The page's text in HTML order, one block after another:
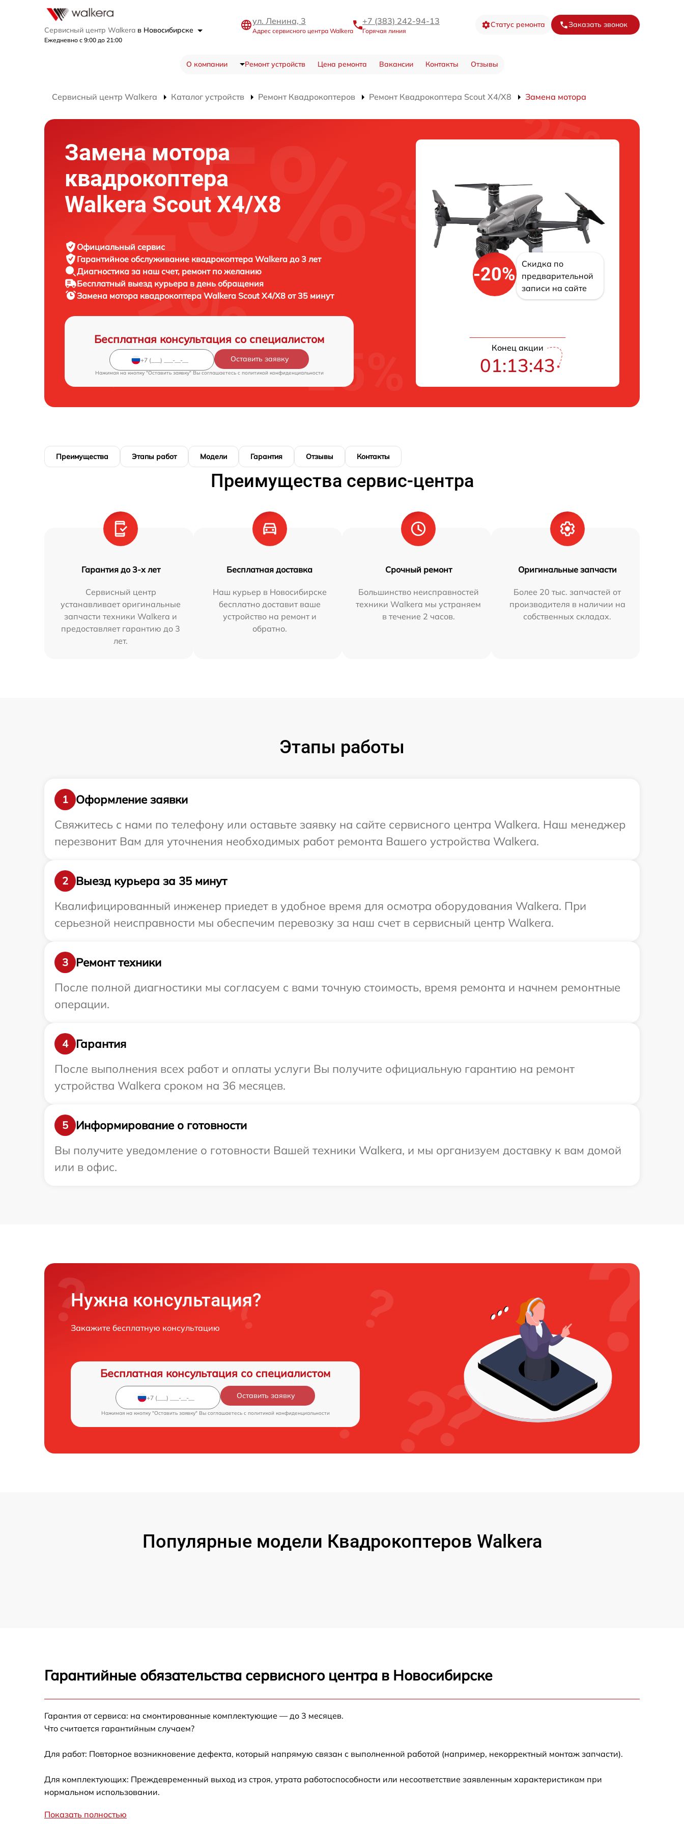
Сервисный центр Walkera в Новосибирске
Ежедневно с 9:00 до 21:00
ул. Ленина, 3
Адрес сервисного центра Walkera
+7 (383) 242-94-13
Горячая линия
Статус ремонта Заказать звонок
О компании Ремонт устройств Цена ремонта Вакансии Контакты Отзывы
Сервисный центр Walkera Каталог устройств Ремонт Квадрокоптеров Ремонт Квадрокоптера Scout X4/X8 Замена мотора
Замена мотора
квадрокоптера
Walkera Scout X4/X8
Официальный сервис
Гарантийное обслуживание квадрокоптера Walkera до 3 лет
Диагностика за наш счет, ремонт по желанию
Бесплатный выезд курьера в день обращения
Замена мотора квадрокоптера Walkera Scout X4/X8 от 35 минут
Бесплатная консультация со специалистом
Оставить заявку
Нажимая на кнопку "Оставить заявку" Вы соглашаетесь c политикой конфиденциальности
-20%
Скидка по
предварительной
записи на сайте
Конец акции
01:13:42
Преимущества Этапы работ Модели Гарантия Отзывы Контакты
Преимущества сервис-центра
Гарантия до 3-х лет
Сервисный центр
устанавливает оригинальные
запчасти техники Walkera и
предоставляет гарантию до 3
лет.
Бесплатная доставка
Наш курьер в Новосибирске
бесплатно доставит ваше
устройство на ремонт и
обратно.
Срочный ремонт
Большинство неисправностей
техники Walkera мы устраняем
в течение 2 часов.
Оригинальные запчасти
Более 20 тыс. запчастей от
производителя в наличии на
собственных складах.
Этапы работы
1
Оформление заявки
Свяжитесь с нами по телефону или оставьте заявку на сайте сервисного центра Walkera. Наш менеджер
перезвонит Вам для уточнения необходимых работ ремонта Вашего устройства Walkera.
2
Выезд курьера за 35 минут
Квалифицированный инженер приедет в удобное время для осмотра оборудования Walkera. При
серьезной неисправности мы обеспечим перевозку за наш счет в сервисный центр Walkera.
3
Ремонт техники
После полной диагностики мы согласуем с вами точную стоимость, время ремонта и начнем ремонтные
операции.
4
Гарантия
После выполнения всех работ и оплаты услуги Вы получите официальную гарантию на ремонт
устройства Walkera сроком на 36 месяцев.
5
Информирование о готовности
Вы получите уведомление о готовности Вашей техники Walkera, и мы организуем доставку к вам домой
или в офис.
Нужна консультация?
Закажите бесплатную консультацию
Бесплатная консультация со специалистом
Оставить заявку
Нажимая на кнопку "Оставить заявку" Вы соглашаетесь c политикой конфиденциальности
Популярные модели Квадрокоптеров Walkera
Гарантийные обязательства сервисного центра в Новосибирске
Гарантия от сервиса: на смонтированные комплектующие — до 3 месяцев.
Что считается гарантийным случаем?
Для работ: Повторное возникновение дефекта, который напрямую связан с выполненной работой (например, некорректный монтаж запчасти).
Для комплектующих: Преждевременный выход из строя, утрата работоспособности или несоответствие заявленным характеристикам при
нормальном использовании.
Показать полностью